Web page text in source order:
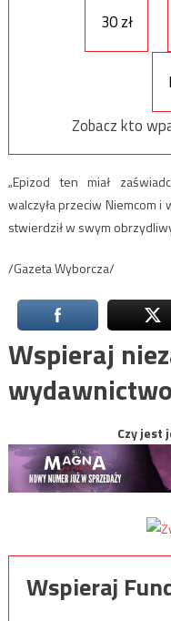
30 zł
Zobacz kto
„Epizod ten miał
walczyła przeciw Niemcom
stwierdził w swym
/Gazeta Wyborcza/
Wspieraj
Czy jest
Wspieraj